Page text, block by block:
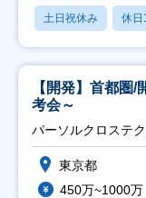
土日祝休み 休日
【開発】首都圏
考会～
パーソルクロステ
東京都
450万~1000万